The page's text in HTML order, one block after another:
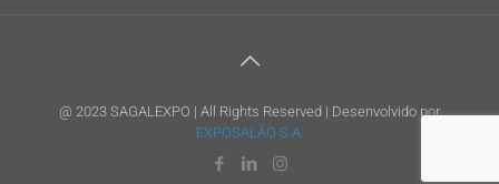
@ 2023 SAGALEXPO | All Rights Reserved | Desenvolvido por
EXPOSALÃO S.A.